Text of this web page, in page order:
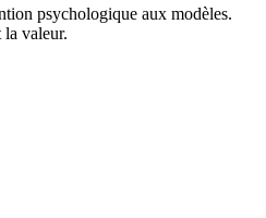
psychologique aux modèles.
la valeur.